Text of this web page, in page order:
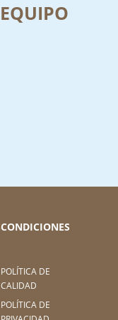
EQUIPO
CONDICIONES
POLÍTICA DE
CALIDAD
POLÍTICA DE